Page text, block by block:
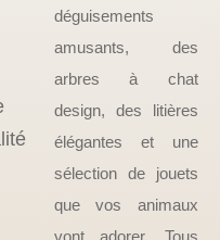
déguisements
amusants, des
arbres à chat
design, des litières
élégantes et une
sélection de jouets
que vos animaux
vont adorer. Tous